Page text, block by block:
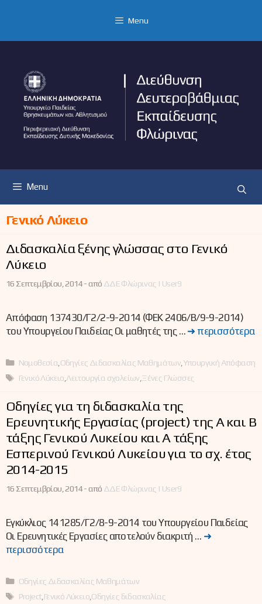
Menu
Menu
Γενικό Λύκειο
Διδασκαλία ξένης γλώσσας στο Γενικό
Λύκειο
16 Σεπτεμβρίου, 2014 -από ΔΔΕ Φλώρινας | User9
Απόφαση 137430/Γ2/2-9-2014 (ΦΕΚ 2406/Β/9-9-2014)
του Υπουργείου Παιδείας Οι μαθητές της … ➜ περισσότερα
Κατηγορίες
Νομοθεσία Οδηγίες Διδασκαλίας Μαθημάτων Υπουργική Απόφαση
Ετικέτες
Γενικό Λύκειο Λειτουργία σχολείων Ξένες Γλώσσες
Οδηγίες για τη διδασκαλία της
Ερευνητικής Εργασίας (project) της Α΄ και Β΄
τάξης Γενικού Λυκείου και Α΄ τάξης
Εσπερινού Γενικού Λυκείου για το σχ. έτος
2014-2015
16 Σεπτεμβρίου, 2014 -από ΔΔΕ Φλώρινας | User9
Εγκύκλιος 141285/Γ2/8-9-2014 του Υπουργείου Παιδείας
Οι Ερευνητικές Εργασίες αποτελούν διακριτή … ➜
περισσότερα
Κατηγορίες
Οδηγίες Διδασκαλίας Μαθημάτων
Ετικέτες
Project Γενικό Λύκειο Οδηγίες διδασκαλίας